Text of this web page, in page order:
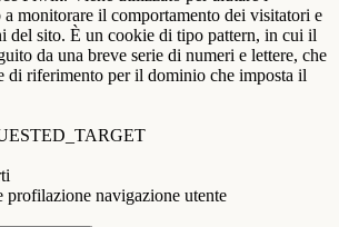
monitorare il comportamento dei visitatori e
del sito. È un cookie di tipo pattern, in cui il
da una breve serie di numeri e lettere, che
di riferimento per il dominio che imposta il
profilazione navigazione utente